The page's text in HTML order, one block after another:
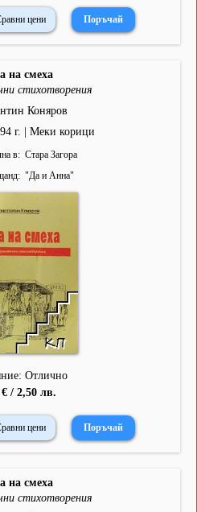
цени
на смеха
стихотворения
Коняров
г. | Меки корици
в
Стара Загора
"Да и Анна"
Отлично
€ / 2,50 лв.
цени
на смеха
стихотворения